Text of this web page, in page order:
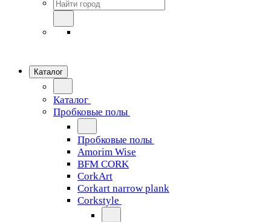
Каталог
Каталог
Пробковые полы
Пробковые полы
Amorim Wise
BFM CORK
CorkArt
Corkart narrow plank
Corkstyle